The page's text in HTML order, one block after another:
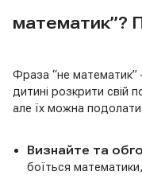
математик”?
Фраза “не математик”
дитині розкрити свій
але їх можна подолати.
Визнайте та
боїться